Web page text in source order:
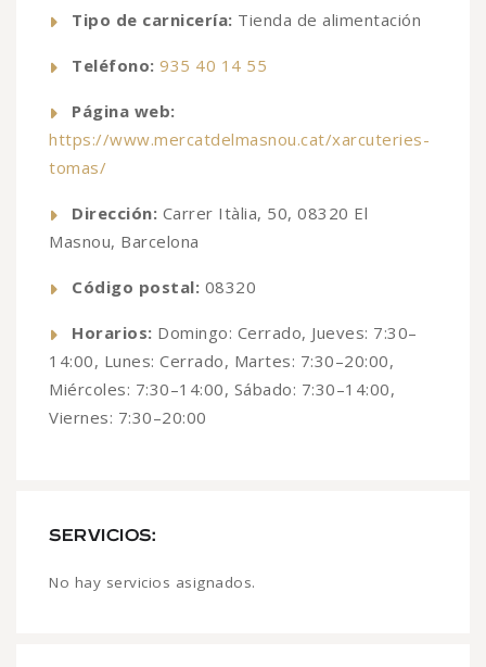
Tipo de carnicería: Tienda de alimentación
Teléfono: 935 40 14 55
Página web:
https://www.mercatdelmasnou.cat/xarcuteries-
tomas/
Dirección: Carrer Itàlia, 50, 08320 El
Masnou, Barcelona
Código postal: 08320
Horarios: Domingo: Cerrado, Jueves: 7:30–
14:00, Lunes: Cerrado, Martes: 7:30–20:00,
Miércoles: 7:30–14:00, Sábado: 7:30–14:00,
Viernes: 7:30–20:00
SERVICIOS:
No hay servicios asignados.